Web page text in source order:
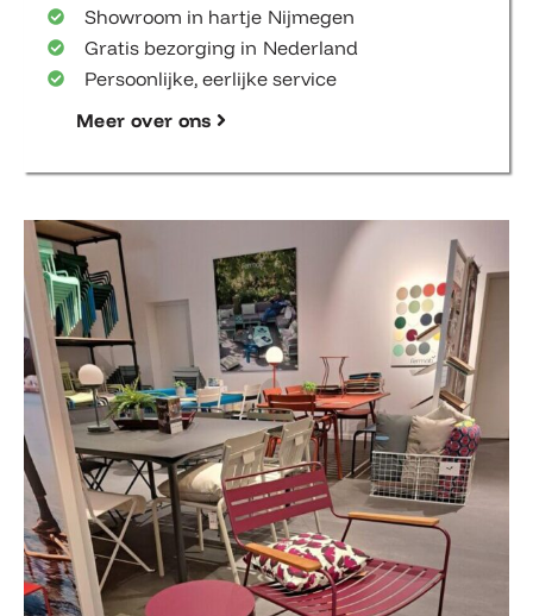
Showroom in hartje Nijmegen
Gratis bezorging in Nederland
Persoonlijke, eerlijke service
Meer over ons